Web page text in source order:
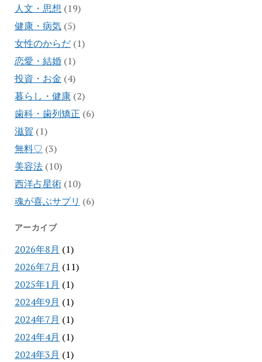
人文・思想 (19)
健康・病気(5)
女性のからだ(1)
恋愛・結婚(1)
投資・お金 (4)
暮らし・健康(2)
歯科・歯列矯正 (6)
滋賀 (1)
無料♡ (3)
美容法(10)
西洋占星術(10)
魂が喜ぶサプリ (6)
アーカイブ
2026年8月 (1)
2026年7月 (11)
2025年1月 (1)
2024年9月 (1)
2024年7月 (1)
2024年4月 (1)
2024年3月 (1)